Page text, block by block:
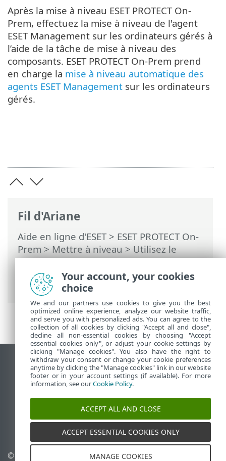
Fil d'Ariane
Aide en ligne d'ESET> ESET PROTECT On-
Prem>Mettre à niveau> Utilisez le
programme d’installation tout-en-un de
ESET PROTECT On-Prem 12.0 pour
effectuer une mise à niveau
Après la mise à niveau ESET PROTECT On-
Prem, effectuez la mise à niveau de l'agent
ESET Management sur les ordinateurs gérés à
l’aide de la tâche de mise à niveau des
composants. ESET PROTECT On-Prem prend
en charge la mise à niveau automatique des
agents ESET Management sur les ordinateurs
gérés.
Afficher le site pour ordinateur de bureau
End of Life
Base de connaissances ESET
Forum ESET
ESET Status Portal
Assistance régionale
© 1992 - 2026 ESET, spol. s
Gérer les témoins
Your account, your cookies
choice
We and our partners use cookies to give you the best
optimized online experience, analyze our website traffic,
and serve you with personalized ads. You can agree to the
collection of all cookies by clicking "Accept all and close",
decline all non-essential cookies by choosing "Accept
essential cookies only", or adjust your cookie settings by
clicking "Manage cookies". You also have the right to
withdraw your consent or change your cookie preferences
anytime by clicking the "Manage cookies" link in our website
footer or in your account settings (if available). For more
information, see ourCookie Policy.
ACCEPT ALL AND CLOSE
ACCEPT ESSENTIAL COOKIES ONLY
MANAGE COOKIES